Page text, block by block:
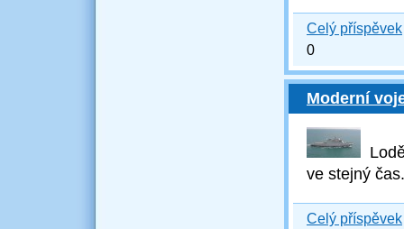
Celý příspěvek
0
Moderní
ve stejný
Celý příspěvek